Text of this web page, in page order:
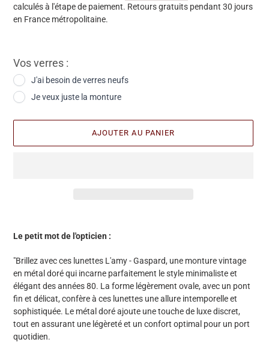
calculés à l'étape de paiement. Retours gratuits pendant 30 jours
en France métropolitaine.
Vos verres :
J'ai besoin de verres neufs
Je veux juste la monture
AJOUTER AU PANIER
paire
à
panier
Le petit mot de l'opticien :
"Brillez avec ces lunettes L'amy - Gaspard, une monture vintage
en métal doré qui incarne parfaitement le style minimaliste et
élégant des années 80. La forme légèrement ovale, avec un pont
fin et délicat, confère à ces lunettes une allure intemporelle et
sophistiquée. Le métal doré ajoute une touche de luxe discret,
tout en assurant une légèreté et un confort optimal pour un port
quotidien.